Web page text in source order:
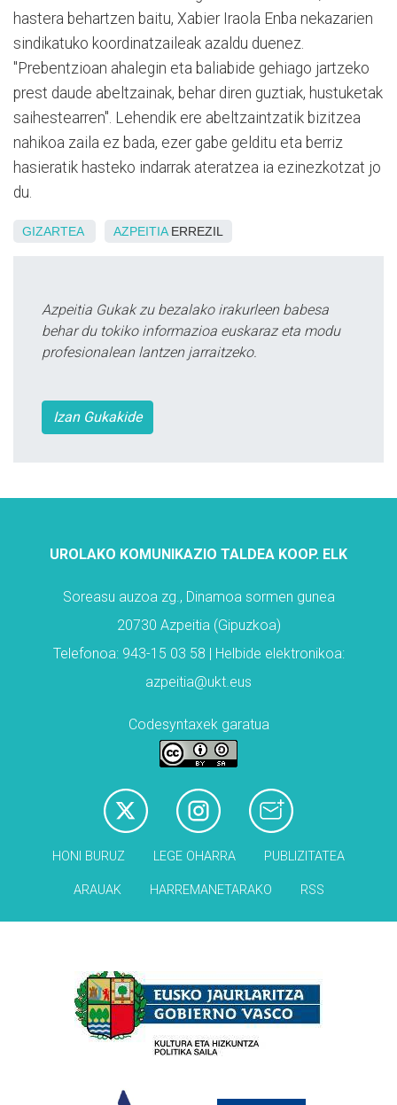
hastera behartzen baitu, Xabier Iraola Enba nekazarien
sindikatuko koordinatzaileak azaldu duenez.
"Prebentzioan ahalegin eta baliabide gehiago jartzeko
prest daude abeltzainak, behar diren guztiak, hustuketak
saihestearren". Lehendik ere abeltzaintzatik bizitzea
nahikoa zaila ez bada, ezer gabe gelditu eta berriz
hasieratik hasteko indarrak ateratzea ia ezinezkotzat jo
du.
GIZARTEA AZPEITIAERREZIL
Azpeitia Gukak zu bezalako irakurleen babesa
behar du tokiko informazioa euskaraz eta modu
profesionalean lantzen jarraitzeko.
Izan Gukakide
UROLAKO KOMUNIKAZIO TALDEA KOOP. ELK
Soreasu auzoa zg., Dinamoa sormen gunea
20730 Azpeitia (Gipuzkoa)
Telefonoa: 943-15 03 58 | Helbide elektronikoa:
azpeitia@ukt.eus
Codesyntaxek garatua
HONI BURUZ LEGE OHARRA PUBLIZITATEA
ARAUAK HARREMANETARAKO RSS